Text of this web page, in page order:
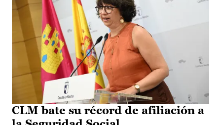
CLM bate su récord de afiliación a